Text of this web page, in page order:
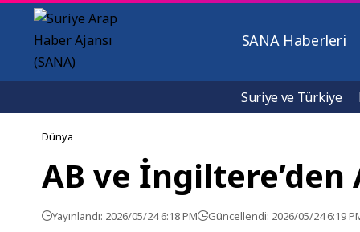
SANA Haberleri
Suriye ve Türkiye
Dünya
AB ve İngiltere’den
Yayınlandı: 2026/05/24 6:18 PM Güncellendi: 2026/05/24 6:19